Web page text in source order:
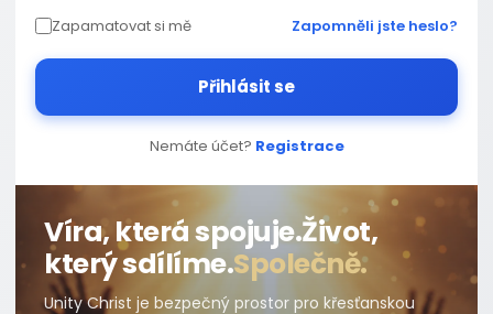
Zapamatovat si mě Zapomněli jste heslo?
Přihlásit se
Nemáte účet? Registrace
Víra, která spojuje.Život,
který sdílíme.Společně.
Unity Christ je bezpečný prostor pro křesťanskou